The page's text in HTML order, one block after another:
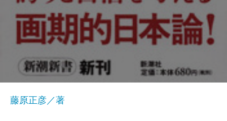
藤原正彦／著